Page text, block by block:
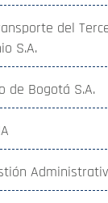
del
S.A.
de Bogotá S.A.